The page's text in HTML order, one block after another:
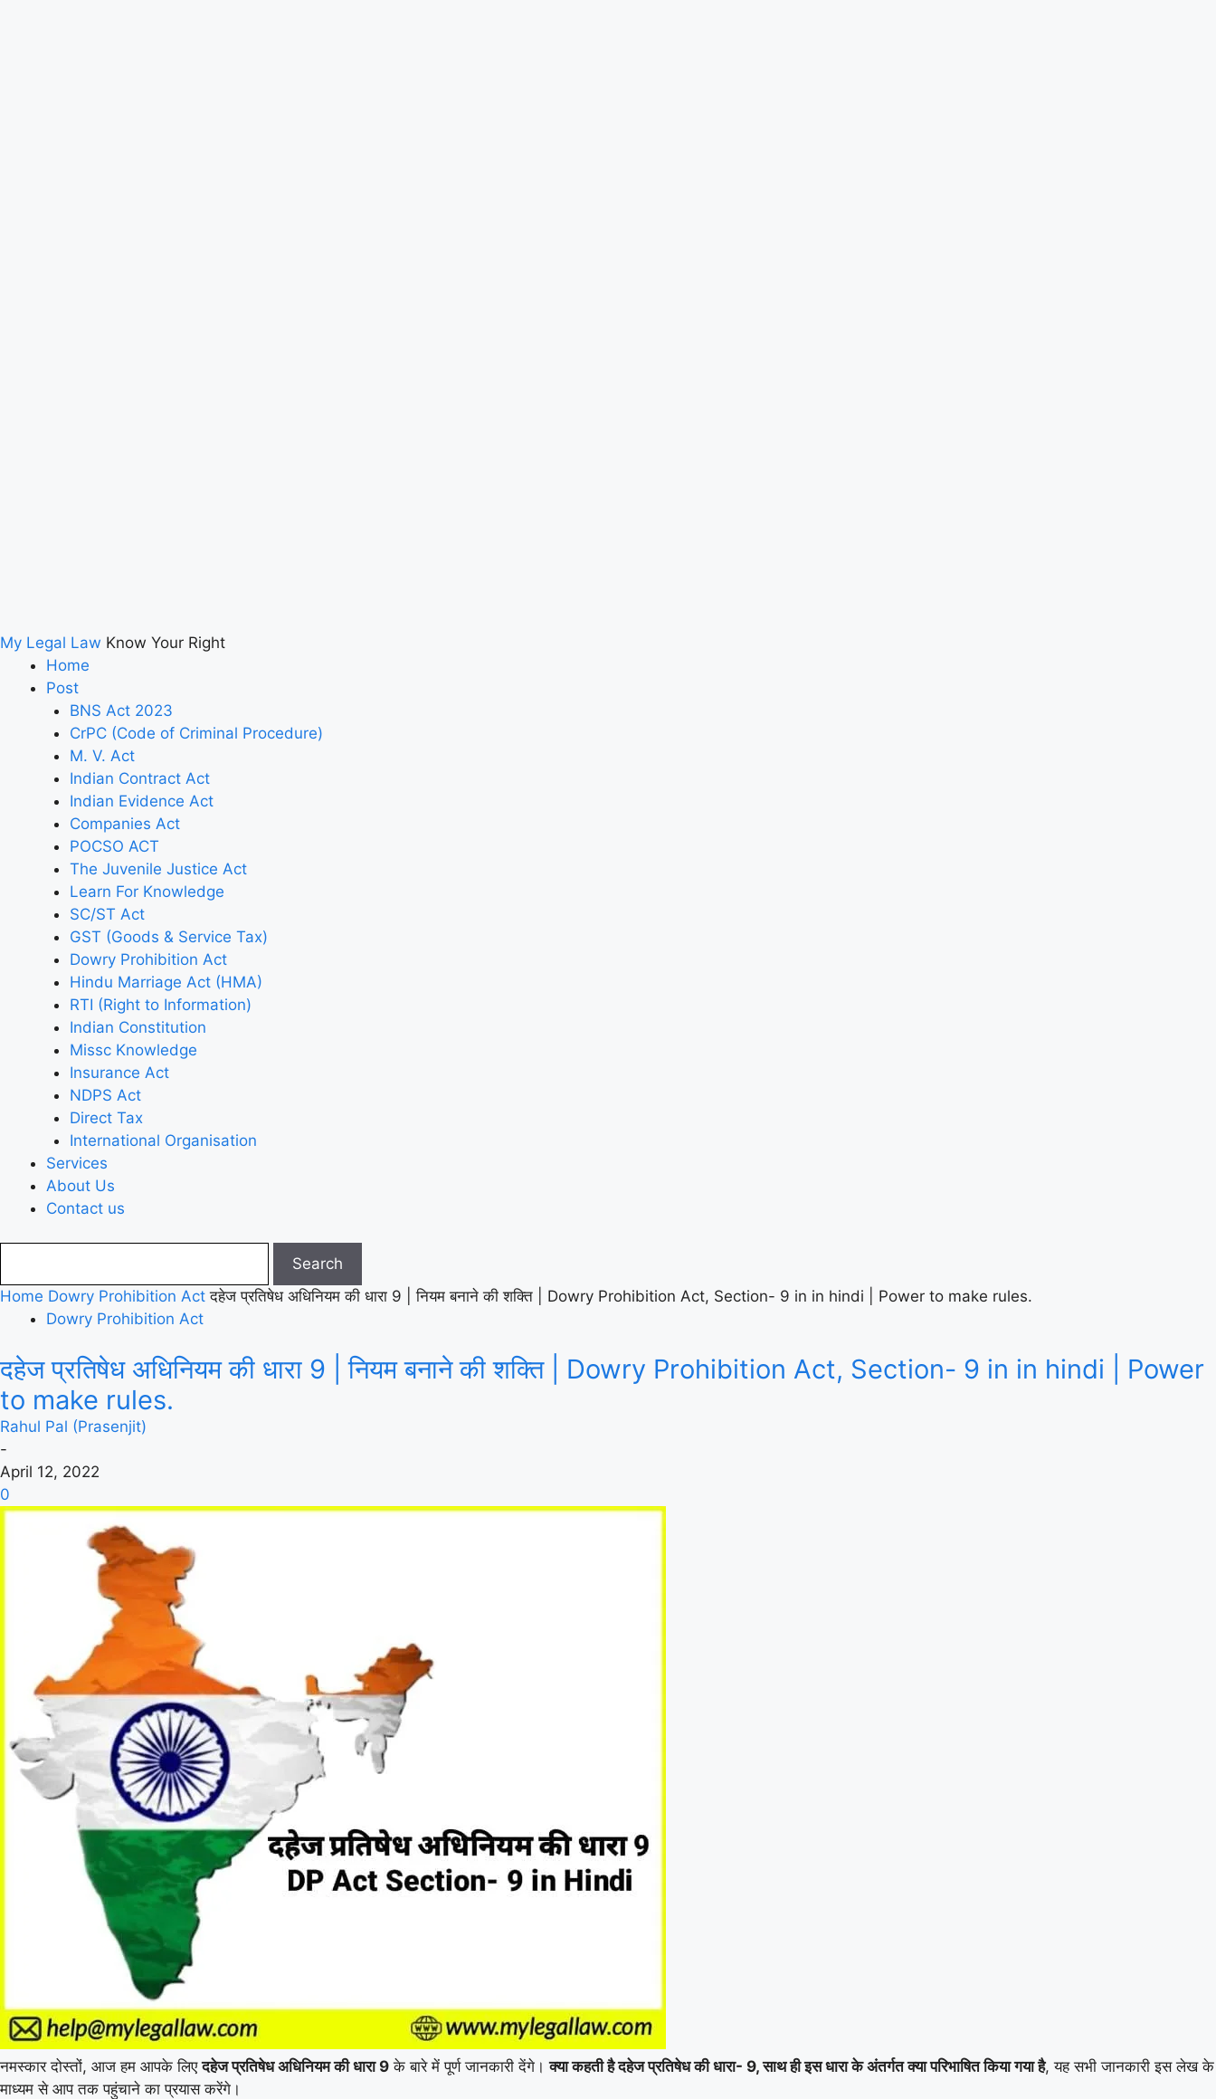
My Legal Law Know Your Right
Home
Post
BNS Act 2023
CrPC (Code of Criminal Procedure)
M. V. Act
Indian Contract Act
Indian Evidence Act
Companies Act
POCSO ACT
The Juvenile Justice Act
Learn For Knowledge
SC/ST Act
GST (Goods & Service Tax)
Dowry Prohibition Act
Hindu Marriage Act (HMA)
RTI (Right to Information)
Indian Constitution
Missc Knowledge
Insurance Act
NDPS Act
Direct Tax
International Organisation
Services
About Us
Contact us
Home Dowry Prohibition Act दहेज प्रतिषेध अधिनियम की धारा 9 | नियम बनाने की शक्ति | Dowry Prohibition Act, Section- 9 in in hindi | Power to make rules.
Dowry Prohibition Act
दहेज प्रतिषेध अधिनियम की धारा 9 | नियम बनाने की शक्ति | Dowry Prohibition Act, Section- 9 in in hindi | Power
to make rules.
Rahul Pal (Prasenjit)
-
April 12, 2022
0
नमस्कार दोस्तों, आज हम आपके लिएदहेज प्रतिषेध अधिनियम की धारा 9 के बारे में पूर्ण जानकारी देंगे।क्या कहती है दहेज प्रतिषेध की धारा- 9, साथ ही इस धारा के अंतर्गत क्या परिभाषित किया गया है, यह सभी जानकारी इस लेख के
माध्यम से आप तक पहुंचाने का प्रयास करेंगे।